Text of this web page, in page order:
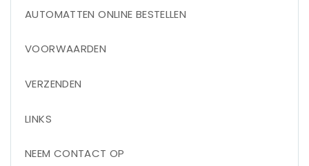
AUTOMATTEN ONLINE BESTELLEN
VOORWAARDEN
VERZENDEN
LINKS
NEEM CONTACT OP